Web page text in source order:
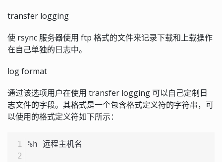
transfer logging
使 rsync 服务器使用 ftp 格式的文件来记录下载和上载操作
在自己单独的日志中。
log format
通过该选项用户在使用 transfer logging 可以自己定制日
志文件的字段。其格式是一个包含格式定义符的字符串，可
以使用的格式定义符如下所示：
%h 远程主机名